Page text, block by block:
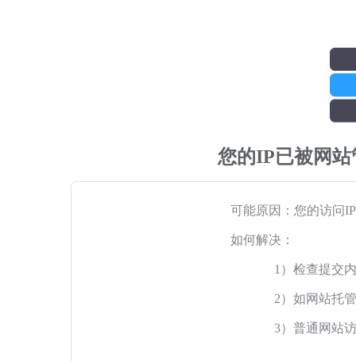
您的IP已被网
可能原因：您的访问
如何解决：
1）检查提交
2）如网站托
3）普通网站